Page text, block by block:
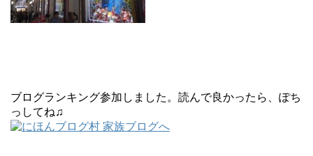
ブログランキング参加しました。読んで良かったら、ぽち
っしてね♫